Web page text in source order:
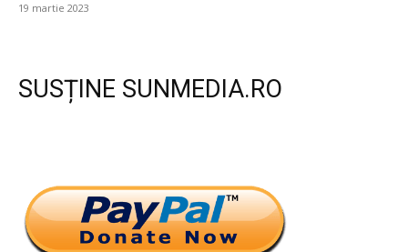
19 martie 2023
SUSȚINE SUNMEDIA.RO